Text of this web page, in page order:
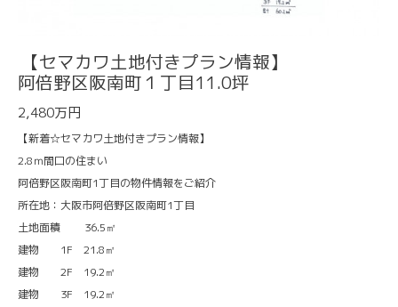
【セマカワ土地付きプラン情報】
阿倍野区阪南町１丁目11.0坪
2,480万円
【新着☆セマカワ土地付きプラン情報】
2.8ｍ間口の住まい
阿倍野区阪南町1丁目の物件情報をご紹介
所在地：大阪市阿倍野区阪南町1丁目
土地面積 36.5㎡
建物 1F 21.8㎡
建物 2F 19.2㎡
建物 3F 19.2㎡